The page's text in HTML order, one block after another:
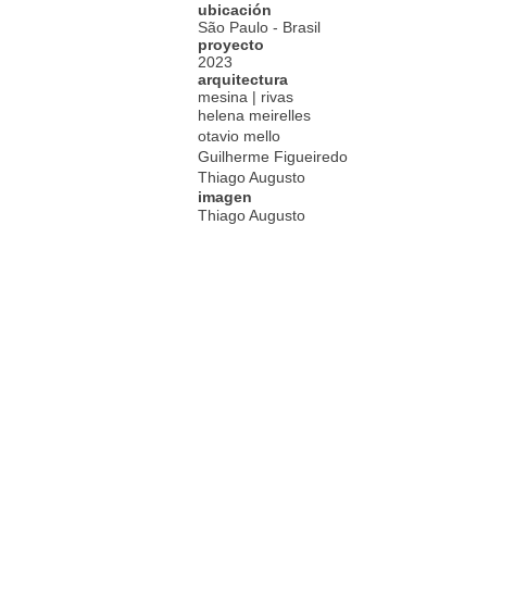
ubicación
São Paulo - Brasil
proyecto
2023
arquitectura
mesina | rivas
helena meirelles
otavio mello
Guilherme Figueiredo
Thiago Augusto
imagen
Thiago Augusto